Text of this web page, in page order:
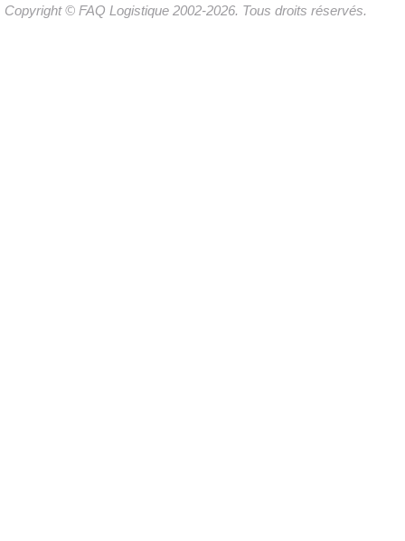
Copyright © FAQ Logistique 2002-2026. Tous droits réservés.